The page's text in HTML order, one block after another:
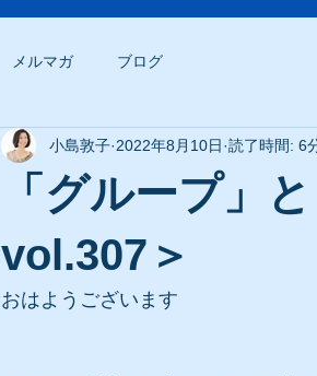
メルマガ ブログ
「グループ」
vol.307＞
小島敦子 2022年8月10日 読了時間: 6
おはようございます